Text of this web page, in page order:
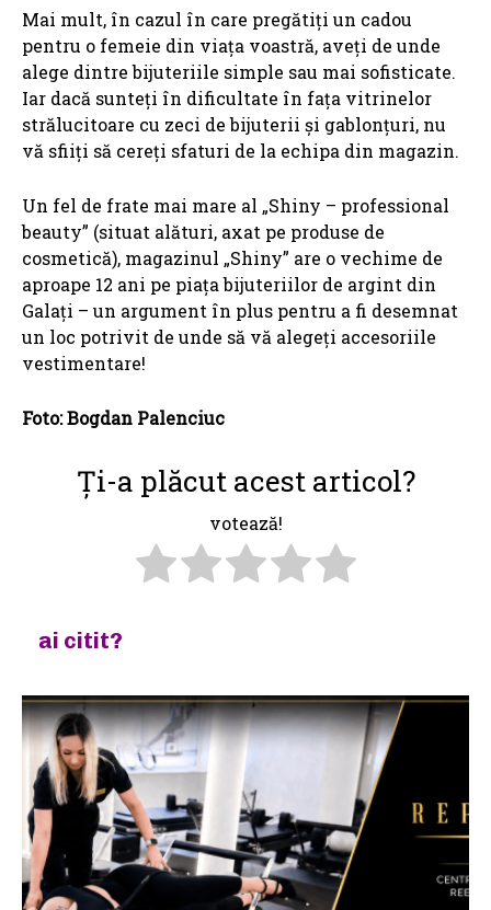
Mai mult, în cazul în care pregătiți un cadou
pentru o femeie din viața voastră, aveți de unde
alege dintre bijuteriile simple sau mai sofisticate.
Iar dacă sunteți în dificultate în fața vitrinelor
strălucitoare cu zeci de bijuterii și gablonțuri, nu
vă sfiiți să cereți sfaturi de la echipa din magazin.
Un fel de frate mai mare al „Shiny – professional
beauty” (situat alături, axat pe produse de
cosmetică), magazinul „Shiny” are o vechime de
aproape 12 ani pe piața bijuteriilor de argint din
Galați – un argument în plus pentru a fi desemnat
un loc potrivit de unde să vă alegeți accesoriile
vestimentare!
Foto: Bogdan Palenciuc
Ți-a plăcut acest articol?
votează!
ai citit?